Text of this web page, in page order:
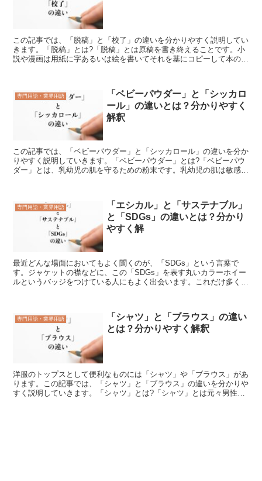
この記事では、「脱稿」と「校了」の違いを分かりやすく説明してい
きます。「脱稿」とは?「脱稿」とは原稿を書き終えることです。小
説や漫画は用紙に字あるいは絵を書いてそれを基にコピーして本の形
専門用語・業界用語
「ベビーパウダー」と「シッカロ
ール」の違いとは？分かりやすく
解釈
この記事では、「ベビーパウダー」と「シッカロール」の違いを分か
りやすく説明していきます。「ベビーパウダー」とは?「ベビーパウ
ダー」とは、乳幼児の肌を守るための粉末です。乳幼児の肌は敏感な
専門用語・業界用語
「エシカル」と「サステナブル」
と「SDGs」の違いとは？分かり
やすく解
最近どんな場面においてもよく聞くのが、「SDGs」という言葉で
す。ジャケットの襟などに、この「SDGs」を表す丸いカラーホイー
ルというバッジをつけている人にもよく出会います。これだけ多く見
専門用語・業界用語
「シャツ」と「ブラウス」の違い
とは？分かりやすく解釈
洋服のトップスとして便利なものには「シャツ」や「ブラウス」があ
ります。この記事では、「シャツ」と「ブラウス」の違いを分かりや
すく説明していきます。「シャツ」とは?「シャツ」とは元々男性用